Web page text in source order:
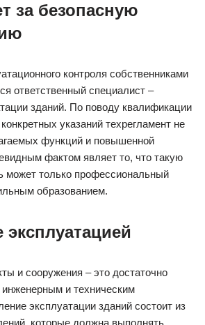
за безопасную
контроля собственниками
ответственный специалист –
зданий. По поводу квалификации
указаний техрегламент не
функций и повышенной
фактом являет то, что такую
может только профессиональный
образованием.
и сооружения – это достаточно
и техническим
эксплуатации зданий состоит из
которые должна выполнять